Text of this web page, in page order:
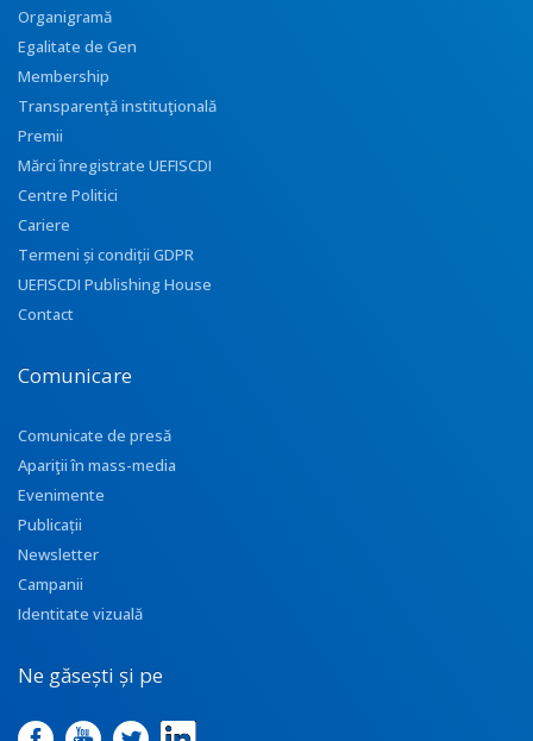
Organigramă
Egalitate de Gen
Membership
Transparenţă instituţională
Premii
Mărci înregistrate UEFISCDI
Centre Politici
Cariere
Termeni și condiții GDPR
UEFISCDI Publishing House
Contact
Comunicare
Comunicate de presă
Apariţii în mass-media
Evenimente
Publicații
Newsletter
Campanii
Identitate vizuală
Ne găsești și pe